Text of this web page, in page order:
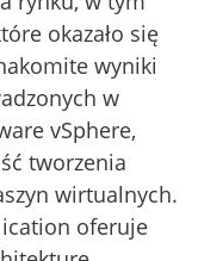
okazało się
wyniki
w
vSphere,
tworzenia
wirtualnych.
oferuje